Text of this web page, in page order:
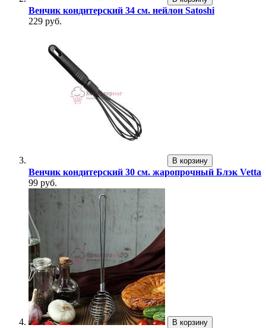
Венчик кондитерский 34 см. нейлон Satoshi
229 руб.
В корзину
Венчик кондитерский 30 см. жаропрочный Блэк Vetta
99 руб.
В корзину